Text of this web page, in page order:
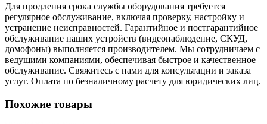
Для продления срока службы оборудования требуется
регулярное обслуживание, включая проверку, настройку и
устранение неисправностей. Гарантийное и постгарантийное
обслуживание наших устройств (видеонаблюдение, СКУД,
домофоны) выполняется производителем. Мы сотрудничаем с
ведущими компаниями, обеспечивая быстрое и качественное
обслуживание. Свяжитесь с нами для консультации и заказа
услуг. Оплата по безналичному расчету для юридических лиц.
Похожие товары